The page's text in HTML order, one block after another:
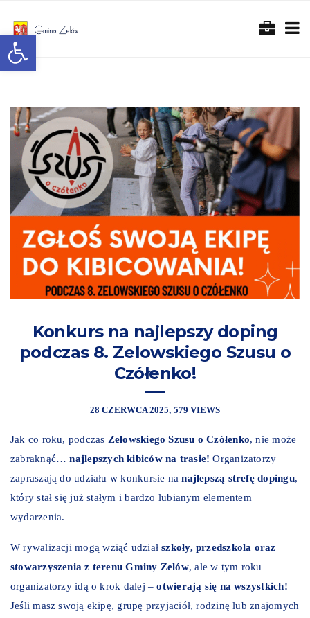
Otwórz pasek narzędzi
Konkurs na najlepszy doping
podczas 8. Zelowskiego Szusu o
Czółenko!
28 CZERWCA 2025 579 VIEWS
Jak co roku, podczas Zelowskiego Szusu o Czółenko, nie może
zabraknąć…najlepszych kibiców na trasie! Organizatorzy
zapraszają do udziału w konkursie nanajlepszą strefę dopingu,
który stał się już stałym i bardzo lubianym elementem
wydarzenia.
W rywalizacji mogą wziąć udziałszkoły, przedszkola oraz
stowarzyszenia z terenu Gminy Zelów, ale w tym roku
organizatorzy idą o krok dalej –otwierają się na wszystkich!
Jeśli masz swoją ekipę, grupę przyjaciół, rodzinę lub znajomych